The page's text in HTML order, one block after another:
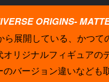
ORIGINS-
展開している、かつ
オリジナルフィギュア
バージョン違いなども